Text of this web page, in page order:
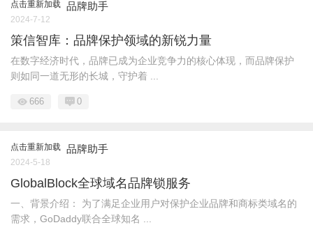
点击重新加载 品牌助手
2024-7-12
策信智库：品牌保护领域的新锐力量
在数字经济时代，品牌已成为企业竞争力的核心体现，而品牌保护
则如同一道无形的长城，守护着 ...
666 0
点击重新加载 品牌助手
2024-5-18
GlobalBlock全球域名品牌锁服务
一、背景介绍： 为了满足企业用户对保护企业品牌和商标类域名的
需求，GoDaddy联合全球知名 ...